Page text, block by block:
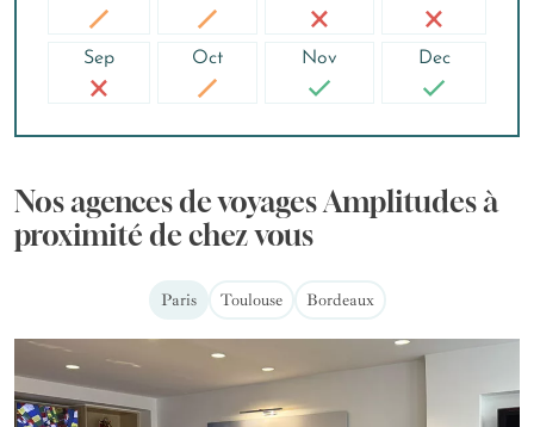
Sep Oct Nov Dec
Nos agences de voyages Amplitudes à
proximité de chez vous
Paris Toulouse Bordeaux